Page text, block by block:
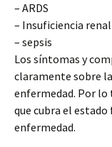
– ARDS
– Insuficiencia renal
– sepsis
Los síntomas y
claramente sobre
enfermedad. Por
que cubra el
enfermedad.